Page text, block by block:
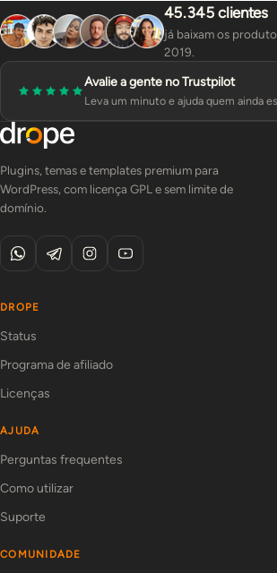
45.345 clientes
já baixam os
2019.
Avalie a gente no Trustpilot
Leva um minuto e ajuda quem ainda
Plugins, temas e templates premium para
WordPress, com licença GPL e sem limite de
domínio.
DROPE
Status
Programa de afiliado
Licenças
AJUDA
Perguntas frequentes
Como utilizar
Suporte
COMUNIDADE